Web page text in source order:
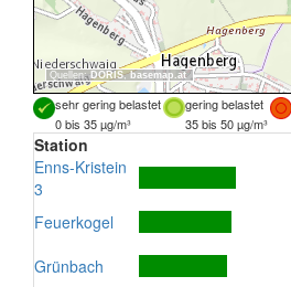
Quellen: DORIS,basemap.at
sehr gering belastet gering belastet
0 bis 35 µg/m³
35 bis 50 µg/m³
Station
Enns-Kristein
3
Feuerkogel
Grünbach